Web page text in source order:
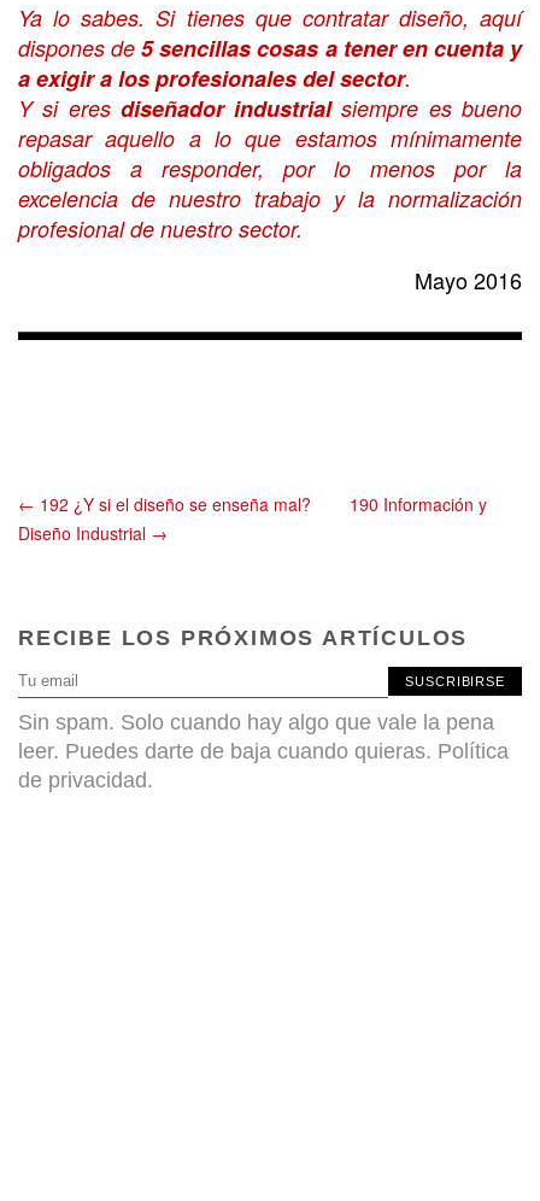
Ya lo sabes. Si tienes que contratar diseño, aquí
dispones de5 sencillas cosas a tener en cuenta y
a exigir a los profesionales del sector.
Y si eres diseñador industrialsiempre es bueno
repasar aquello a lo que estamos mínimamente
obligados a responder, por lo menos por la
excelencia de nuestro trabajo y la normalización
profesional de nuestro sector.
Mayo 2016
← 192 ¿Y si el diseño se enseña mal?
190 Información y
Diseño Industrial →
RECIBE LOS PRÓXIMOS ARTÍCULOS
SUSCRIBIRSE
Sin spam. Solo cuando hay algo que vale la pena
leer. Puedes darte de baja cuando quieras. Política
de privacidad.